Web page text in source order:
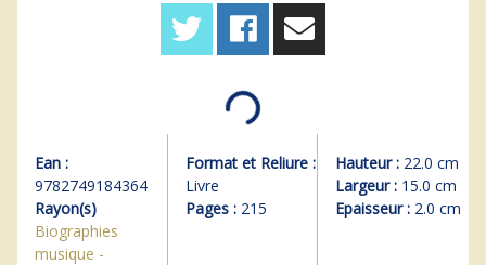
Ean :
9782749184364
Rayon(s)
Biographies
musique -
Format et Reliure :
Livre
Pages :215
Hauteur : 22.0 cm
Largeur : 15.0 cm
Epaisseur : 2.0 cm